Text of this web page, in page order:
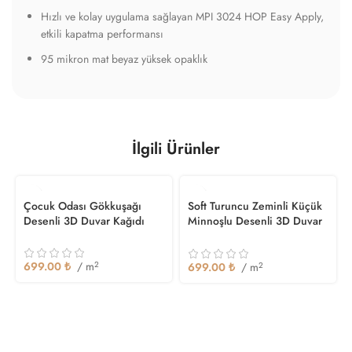
Hızlı ve kolay uygulama sağlayan MPI 3024 HOP Easy Apply,
etkili kapatma performansı
95 mikron mat beyaz yüksek opaklık
İlgili Ürünler
Çocuk Odası Gökkuşağı
Desenli 3D Duvar Kağıdı
699.00 ₺ / m2
Soft Turuncu Zeminli Küçük
Minnoşlu Desenli 3D Duvar
699.00 ₺ / m2